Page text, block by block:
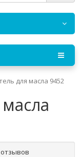
для масла 9452